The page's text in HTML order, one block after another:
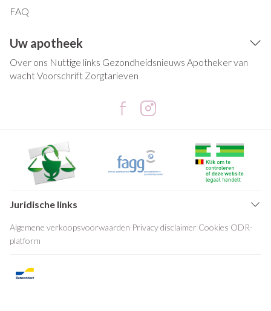
FAQ
Uw apotheek
Over ons Nuttige links Gezondheidsnieuws Apotheker van
wachtVoorschrift Zorgtarieven
Juridische links
Algemene verkoopsvoorwaarden Privacy disclaimer Cookies ODR-
platform